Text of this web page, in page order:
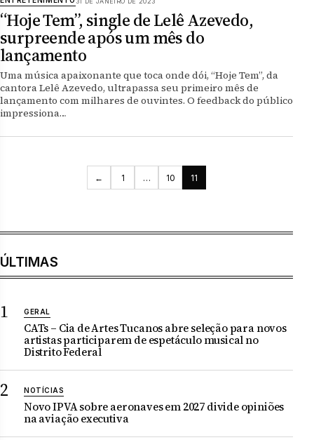
“Hoje Tem”, single de Lelê Azevedo,
surpreende após um mês do
lançamento
Uma música apaixonante que toca onde dói, “Hoje Tem”, da
cantora Lelê Azevedo, ultrapassa seu primeiro mês de
lançamento com milhares de ouvintes. O feedback do público
impressiona…
Paginação de posts
← 1 … 10 11
ÚLTIMAS
GERAL
CATs – Cia de Artes Tucanos abre seleção para novos
artistas participarem de espetáculo musical no
Distrito Federal
NOTÍCIAS
Novo IPVA sobre aeronaves em 2027 divide opiniões
na aviação executiva